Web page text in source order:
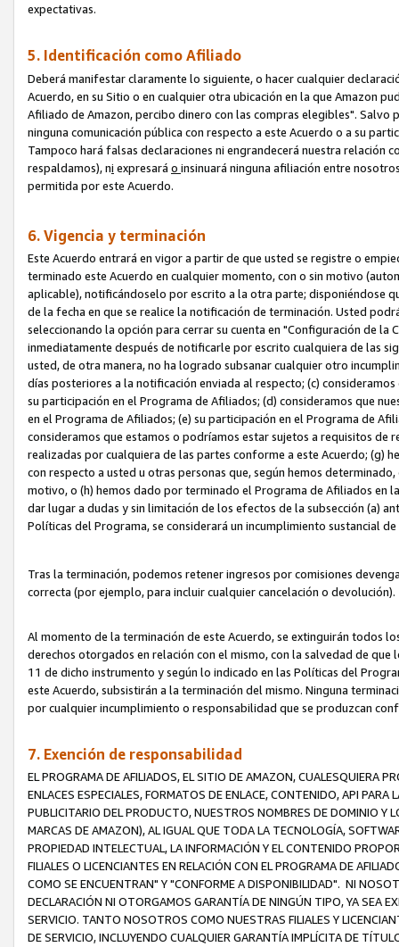
expectativas.
5. Identificación como Afiliado
Deberá manifestar claramente lo siguiente, o hacer cualquier
Acuerdo, en su Sitio o en cualquier otra ubicación en la que Amazon
Afiliado de Amazon, percibo dinero con las compras elegibles". Salvo
ninguna comunicación pública con respecto a este Acuerdo o a su
Tampoco hará falsas declaraciones ni engrandecerá nuestra relación
respaldamos), ni expresará o insinuará ninguna afiliación entre
permitida por este Acuerdo.
6. Vigencia y terminación
Este Acuerdo entrará en vigor a partir de que usted se registre o
terminado este Acuerdo en cualquier momento, con o sin motivo
aplicable), notificándoselo por escrito a la otra parte; disponiéndose
de la fecha en que se realice la notificación de terminación. Usted
seleccionando la opción para cerrar su cuenta en "Configuración de
inmediatamente después de notificarle por escrito cualquiera de las
usted, de otra manera, no ha logrado subsanar cualquier otro
días posteriores a la notificación enviada al respecto; (c)
su participación en el Programa de Afiliados; (d) consideramos que
en el Programa de Afiliados; (e) su participación en el Programa de
consideramos que estamos o podríamos estar sujetos a requisitos de
realizadas por cualquiera de las partes conforme a este Acuerdo; (g)
con respecto a usted u otras personas que, según hemos
motivo, o (h) hemos dado por terminado el Programa de Afiliados en
dar lugar a dudas y sin limitación de los efectos de la subsección (a)
Políticas del Programa, se considerará un incumplimiento sustancial
Tras la terminación, podemos retener ingresos por comisiones
correcta (por ejemplo, para incluir cualquier cancelación o devolución).
Al momento de la terminación de este Acuerdo, se extinguirán todos
derechos otorgados en relación con el mismo, con la salvedad de
11 de dicho instrumento y según lo indicado en las Políticas del
este Acuerdo, subsistirán a la terminación del mismo. Ninguna
por cualquier incumplimiento o responsabilidad que se produzcan
7. Exención de responsabilidad
EL PROGRAMA DE AFILIADOS, EL SITIO DE AMAZON, CUALESQUIERA
ENLACES ESPECIALES, FORMATOS DE ENLACE, CONTENIDO, API
PUBLICITARIO DEL PRODUCTO, NUESTROS NOMBRES DE DOMINIO Y
MARCAS DE AMAZON), AL IGUAL QUE TODA LA TECNOLOGÍA,
PROPIEDAD INTELECTUAL, LA INFORMACIÓN Y EL CONTENIDO
FILIALES O LICENCIANTES EN RELACIÓN CON EL PROGRAMA DE
COMO SE ENCUENTRAN" Y "CONFORME A DISPONIBILIDAD". NI
DECLARACIÓN NI OTORGAMOS GARANTÍA DE NINGÚN TIPO, YA SEA
SERVICIO. TANTO NOSOTROS COMO NUESTRAS FILIALES Y
DE SERVICIO, INCLUYENDO CUALQUIER GARANTÍA IMPLÍCITA DE